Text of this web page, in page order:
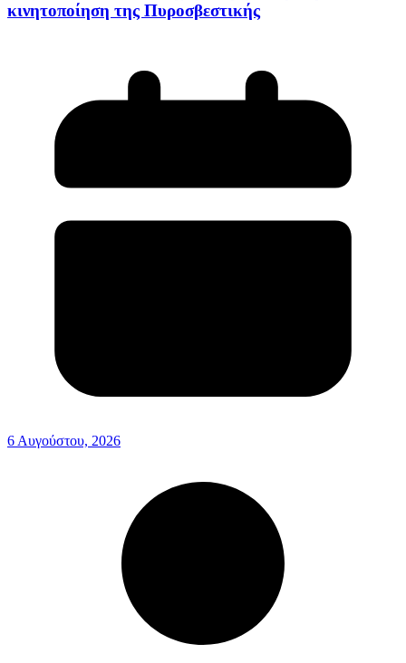
κινητοποίηση της Πυροσβεστικής
6 Αυγούστου, 2026